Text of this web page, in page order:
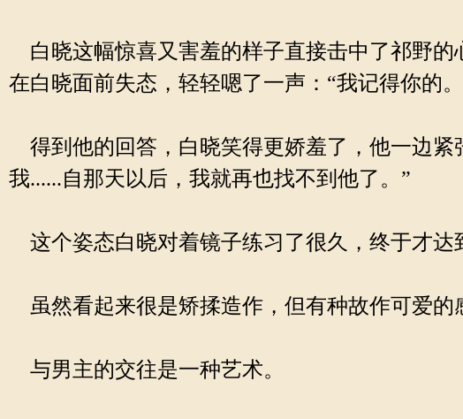
白晓这幅惊喜又害羞的样子直接击中了祁野的
在白晓面前失态，轻轻嗯了一声：“我记得你的
得到他的回答，白晓笑得更娇羞了，他一边紧
我......自那天以后，我就再也找不到他了。”
这个姿态白晓对着镜子练习了很久，终于才达
虽然看起来很是矫揉造作，但有种故作可爱的
与男主的交往是一种艺术。